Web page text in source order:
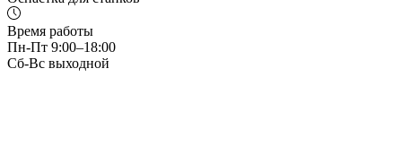
Время работы
Пн-Пт 9:00–18:00
Сб-Вс выходной